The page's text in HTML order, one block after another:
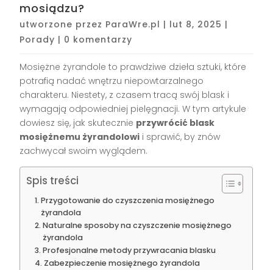
mosiądzu?
utworzone przez ParaWre.pl | lut 8, 2025 |
Porady | 0 komentarzy
Mosiężne żyrandole to prawdziwe dzieła sztuki, które
potrafią nadać wnętrzu niepowtarzalnego
charakteru. Niestety, z czasem tracą swój blask i
wymagają odpowiedniej pielęgnacji. W tym artykule
dowiesz się, jak skutecznie przywrócić blask
mosiężnemu żyrandolowi i sprawić, by znów
zachwycał swoim wyglądem.
Spis treści
Przygotowanie do czyszczenia mosiężnego
żyrandola
Naturalne sposoby na czyszczenie mosiężnego
żyrandola
Profesjonalne metody przywracania blasku
Zabezpieczenie mosiężnego żyrandola